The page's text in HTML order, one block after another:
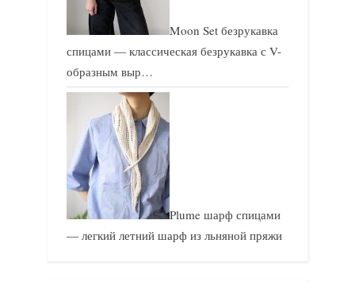
Moon Set безрукавка
спицами — классическая безрукавка с V-
образным выр…
Plume шарф спицами
— легкий летний шарф из льняной пряжи